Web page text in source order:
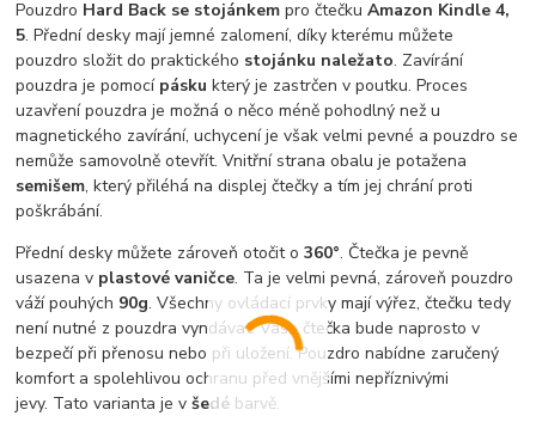
Pouzdro Hard Back se stojánkem pro čtečkuAmazon Kindle 4,
5. Přední desky mají jemné zalomení, díky kterému můžete
pouzdro složit do praktického stojánku naležato. Zavírání
pouzdra je pomocí pásku který je zastrčen v poutku. Proces
uzavření pouzdra je možná o něco méně pohodlný než u
magnetického zavírání, uchycení je však velmi pevné a pouzdro se
nemůže samovolně otevřít. Vnitřní strana obalu je potažena
semišem, který přiléhá na displej čtečky a tím jej chrání proti
poškrábání.
Přední desky můžete zároveň otočit o360°. Čtečka je pevně
usazena v plastové vaničce. Ta je velmi pevná, zároveň pouzdro
váží pouhých 90g. Všechny ovládací prvky mají výřez, čtečku tedy
není nutné z pouzdra vyndávat. Vaše čtečka bude naprosto v
bezpečí při přenosu nebo při uložení. Pouzdro nabídne zaručený
komfort a spolehlivou ochranu před vnějšími nepříznivými
jevy. Tato varianta je všedé barvě.